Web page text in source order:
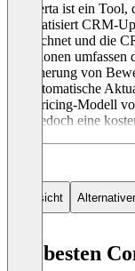
Converta ist ein Tool,
automatisiert CRM-
aufzeichnet und die
Funktionen
Speicherung von
vollautomatische
Das Pricing-Modell
wird jedoch eine
Übersicht
Die besten